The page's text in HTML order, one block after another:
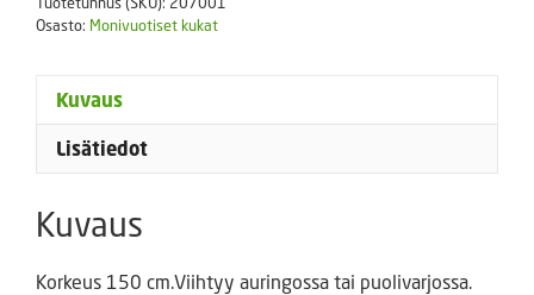
Osasto: Monivuotiset kukat
Kuvaus
Lisätiedot
Kuvaus
Korkeus 150 cm.Viihtyy auringossa tai puolivarjossa.